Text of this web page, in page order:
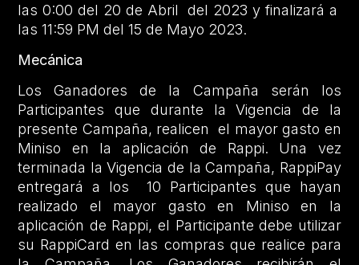
las 0:00 del 20 de Abril del 2023 y finalizará a
las 11:59 PM del 15 de Mayo 2023.
Mecánica
Los Ganadores de la Campaña serán los
Participantes que durante la Vigencia de la
presente Campaña, realicen el mayor gasto en
Miniso en la aplicación de Rappi. Una vez
terminada la Vigencia de la Campaña, RappiPay
entregará a los 10 Participantes que hayan
realizado el mayor gasto en Miniso en la
aplicación de Rappi, el Participante debe utilizar
su RappiCard en las compras que realice para